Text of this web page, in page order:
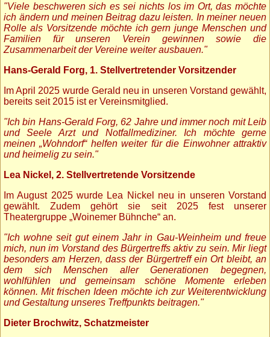
"Viele beschweren sich es sei nichts los im Ort, das möchte
ich ändern und meinen Beitrag dazu leisten. In meiner neuen
Rolle als Vorsitzende möchte ich gern junge Menschen und
Familien für unseren Verein gewinnen sowie die
Zusammenarbeit der Vereine weiter ausbauen."
Hans-Gerald Forg, 1. Stellvertretender Vorsitzender
Im April 2025 wurde Gerald neu in unseren Vorstand gewählt,
bereits seit 2015 ist er Vereinsmitglied.
"Ich bin Hans-Gerald Forg, 62 Jahre und immer noch mit Leib
und Seele Arzt und Notfallmediziner. Ich möchte gerne
meinen „Wohndorf“ helfen weiter für die Einwohner attraktiv
und heimelig zu sein."
Lea Nickel, 2. Stellvertretende Vorsitzende
Im August 2025 wurde Lea Nickel neu in unseren Vorstand
gewählt. Zudem gehört sie seit 2025 fest unserer
Theatergruppe „Woinemer Bühnche“ an.
"Ich wohne seit gut einem Jahr in Gau-Weinheim und freue
mich, nun im Vorstand des Bürgertreffs aktiv zu sein. Mir liegt
besonders am Herzen, dass der Bürgertreff ein Ort bleibt, an
dem sich Menschen aller Generationen begegnen,
wohlfühlen und gemeinsam schöne Momente erleben
können. Mit frischen Ideen möchte ich zur Weiterentwicklung
und Gestaltung unseres Treffpunkts beitragen."
Dieter Brochwitz, Schatzmeister